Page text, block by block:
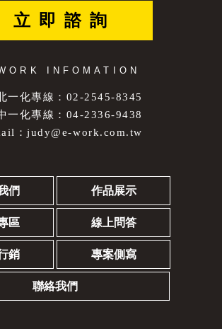
立即諮詢
INFOMATION
一化專線：02-2545-8345
一化專線：04-2336-9438
：judy@e-work.com.tw
們 作品展示
區 線上問答
銷 專案側寫
聯絡我們